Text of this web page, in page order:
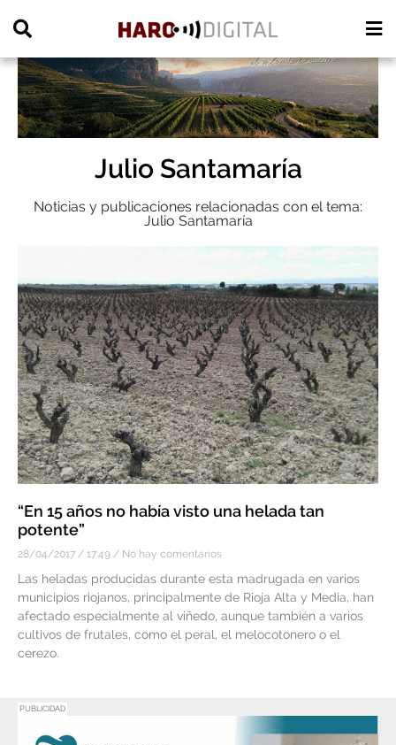
Julio Santamaría
Noticias y publicaciones relacionadas con el tema:
Julio Santamaría
“En 15 años no había visto una helada tan
potente”
28/04/2017 17:49 No hay comentarios
Las heladas producidas durante esta madrugada en varios
municipios riojanos, principalmente de Rioja Alta y Media, han
afectado especialmente al viñedo, aunque también a varios
cultivos de frutales, como el peral, el melocotonero o el
cerezo.
PUBLICIDAD